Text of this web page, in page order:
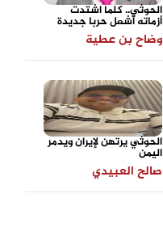
الحوثي.. كلما اشتدت
أزماته أشعل حربا جديدة
وضاح بن عطية
الحوثي يرتهن لإيران ويدمر
اليمن
صالح العبيدي